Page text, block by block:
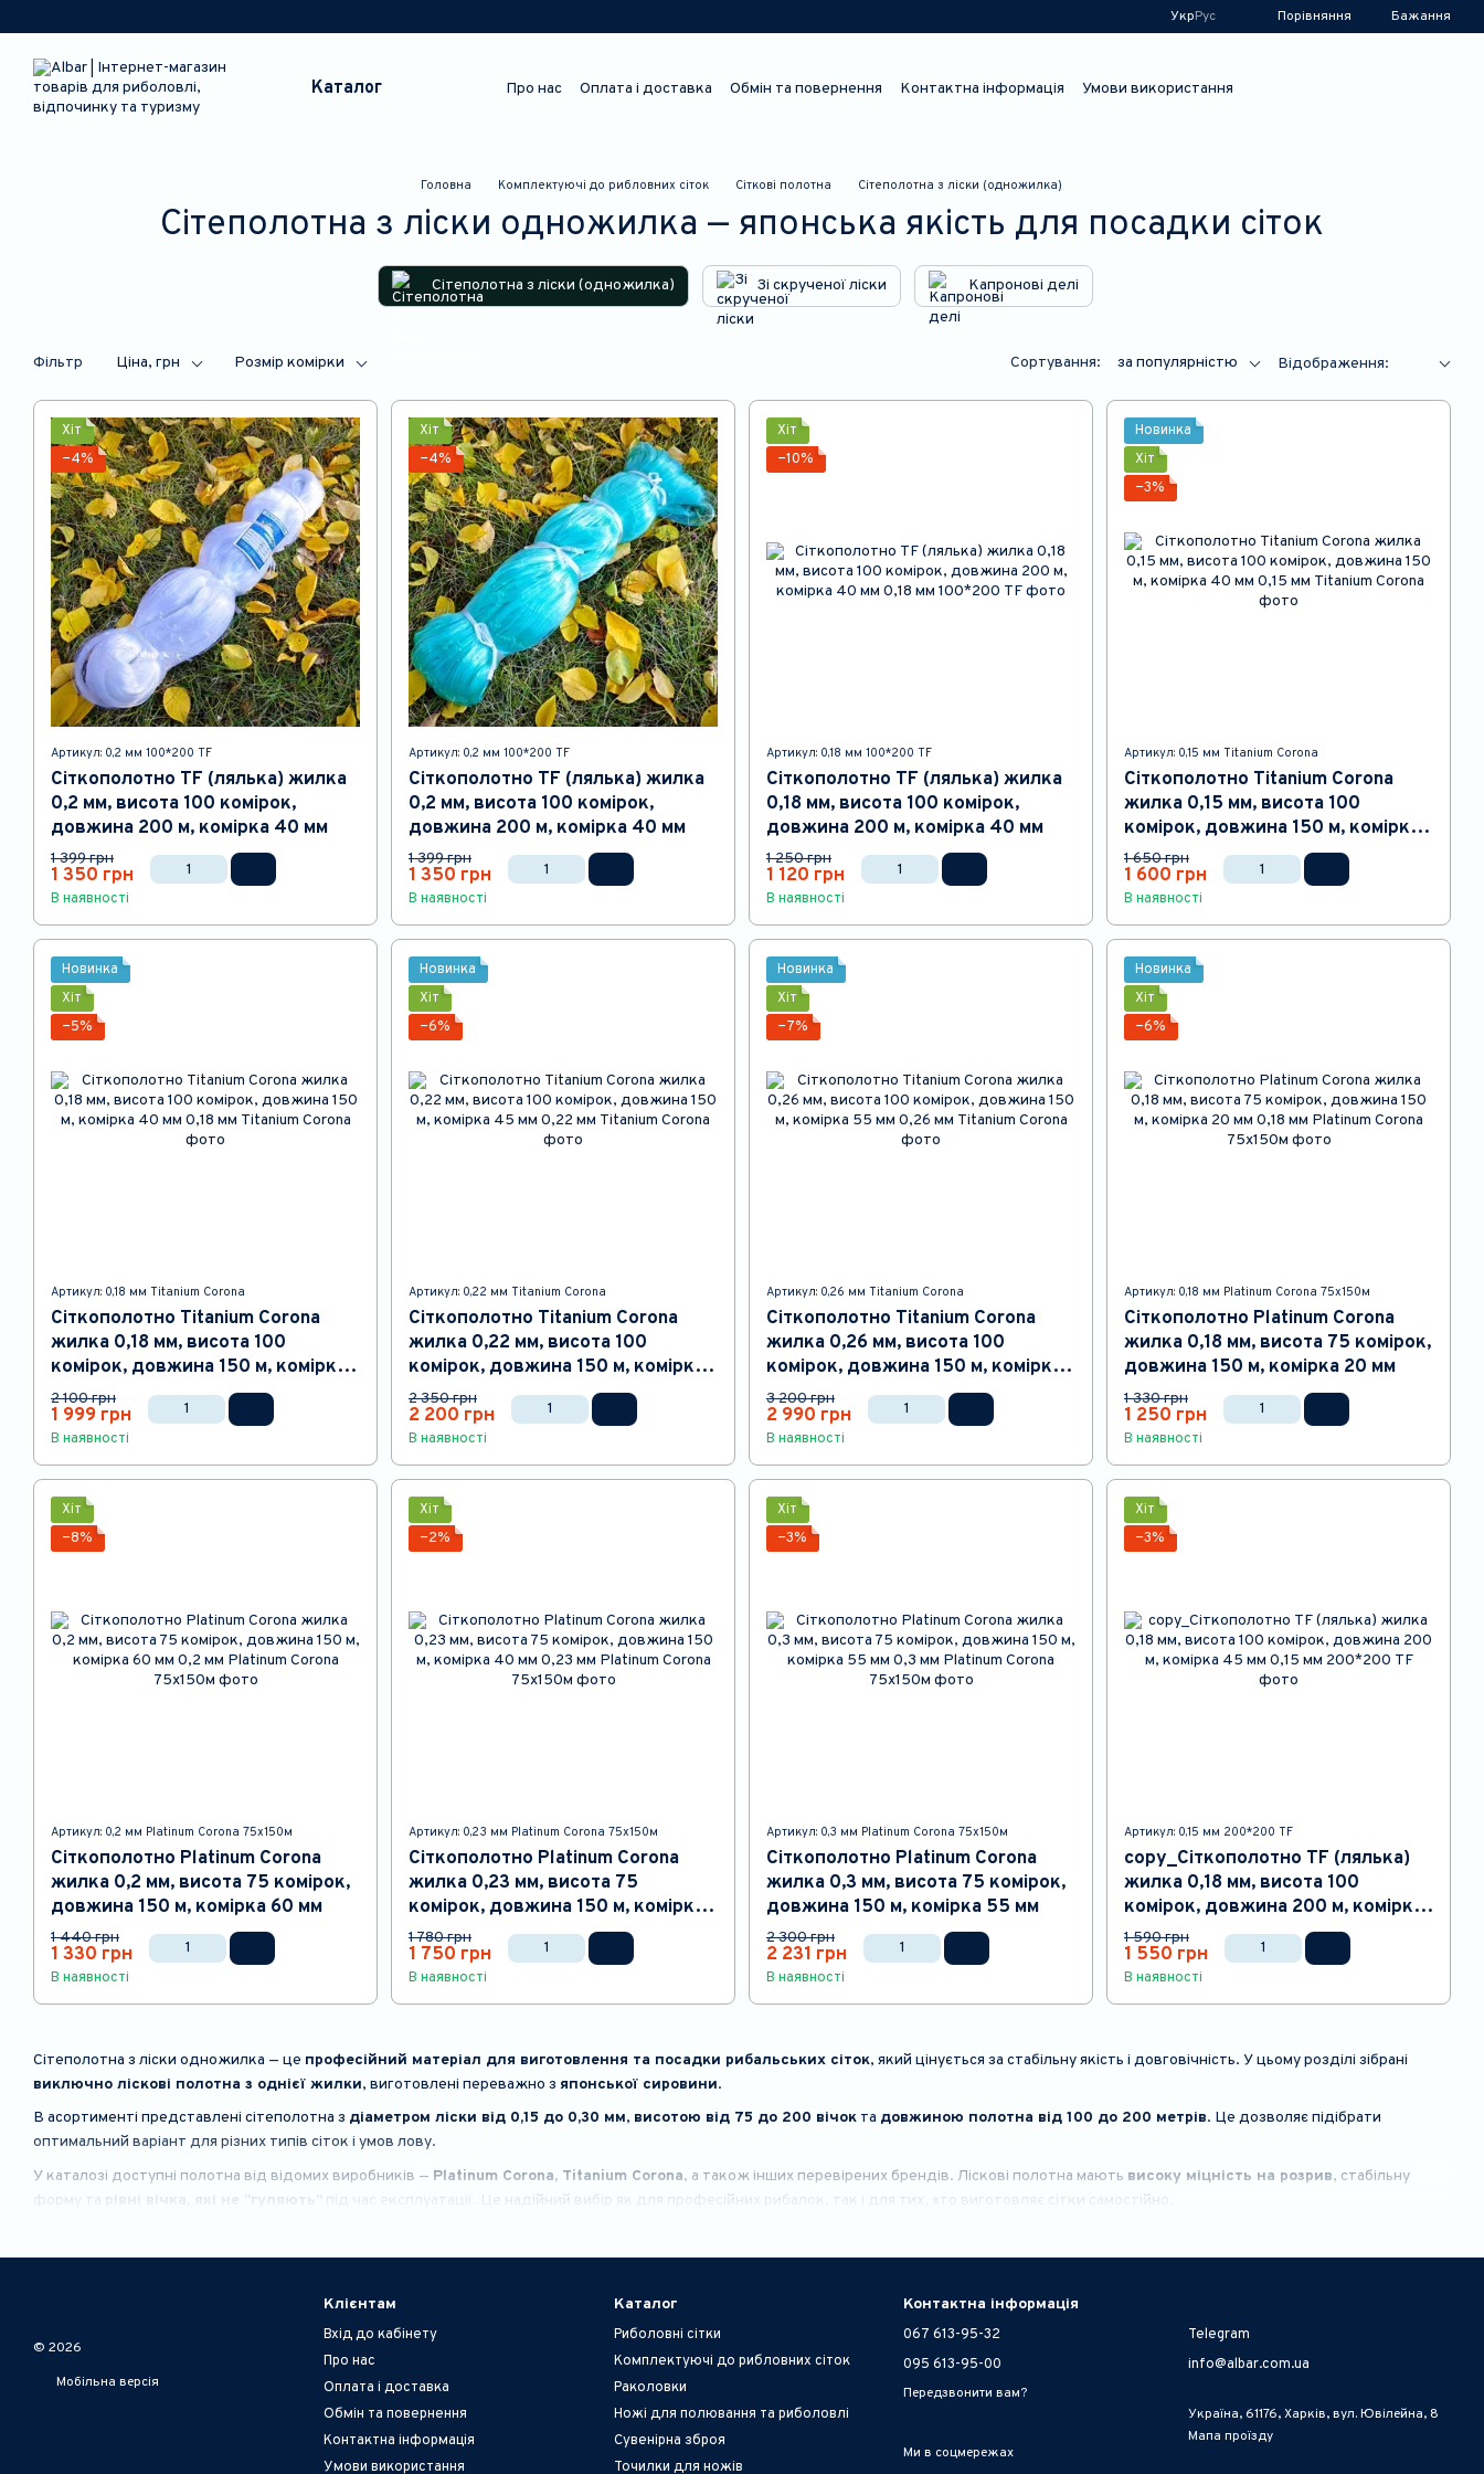
УкрРус Порівняння Бажання
Каталог Про нас Оплата і доставка Обмін та повернення Контактна інформація
Умови використання
Головна Комплектуючі до рибловних сіток Сіткові полотна Сітеполотна з ліски (одножилка)
Сітеполотна з ліски одножилка — японська якість для посадки сіток
Сітеполотна з ліски (одножилка) Зі скрученої ліски Капронові делі
Фільтр Ціна, грн Розмір комірки Сортування: за популярністю Відображення:
Хіт
−4%
Артикул: 0,2 мм 100*200 TF
Сіткополотно TF (лялька) жилка
0,2 мм, висота 100 комірок,
довжина 200 м, комірка 40 мм
1 399 грн
1 350 грн
В наявності
Хіт
−4%
Артикул: 0,2 мм 100*200 TF
Сіткополотно TF (лялька) жилка
0,2 мм, висота 100 комірок,
довжина 200 м, комірка 40 мм
1 399 грн
1 350 грн
В наявності
Хіт
−10%
Артикул: 0,18 мм 100*200 TF
Сіткополотно TF (лялька) жилка
0,18 мм, висота 100 комірок,
довжина 200 м, комірка 40 мм
1 250 грн
1 120 грн
В наявності
Новинка
Хіт
−3%
Артикул: 0,15 мм Titanium Corona
Сіткополотно Titanium Corona
жилка 0,15 мм, висота 100
комірок, довжина 150 м, комірка
40 мм
1 650 грн
1 600 грн
В наявності
Новинка
Хіт
−5%
Артикул: 0,18 мм Titanium Corona
Сіткополотно Titanium Corona
жилка 0,18 мм, висота 100
комірок, довжина 150 м, комірка
40 мм
2 100 грн
1 999 грн
В наявності
Новинка
Хіт
−6%
Артикул: 0,22 мм Titanium Corona
Сіткополотно Titanium Corona
жилка 0,22 мм, висота 100
комірок, довжина 150 м, комірка
45 мм
2 350 грн
2 200 грн
В наявності
Новинка
Хіт
−7%
Артикул: 0,26 мм Titanium Corona
Сіткополотно Titanium Corona
жилка 0,26 мм, висота 100
комірок, довжина 150 м, комірка
55 мм
3 200 грн
2 990 грн
В наявності
Новинка
Хіт
−6%
Артикул: 0,18 мм Platinum Corona 75x150м
Сіткополотно Platinum Corona
жилка 0,18 мм, висота 75 комірок,
довжина 150 м, комірка 20 мм
1 330 грн
1 250 грн
В наявності
Хіт
−8%
Артикул: 0,2 мм Platinum Corona 75x150м
Сіткополотно Platinum Corona
жилка 0,2 мм, висота 75 комірок,
довжина 150 м, комірка 60 мм
1 440 грн
1 330 грн
В наявності
Хіт
−2%
Артикул: 0,23 мм Platinum Corona 75x150м
Сіткополотно Platinum Corona
жилка 0,23 мм, висота 75
комірок, довжина 150 м, комірка
40 мм
1 780 грн
1 750 грн
В наявності
Хіт
−3%
Артикул: 0,3 мм Platinum Corona 75x150м
Сіткополотно Platinum Corona
жилка 0,3 мм, висота 75 комірок,
довжина 150 м, комірка 55 мм
2 300 грн
2 231 грн
В наявності
Хіт
−3%
Артикул: 0,15 мм 200*200 TF
copy_Сіткополотно TF (лялька)
жилка 0,18 мм, висота 100
комірок, довжина 200 м, комірка
45 мм
1 590 грн
1 550 грн
В наявності
Сітеполотна з ліски одножилка — це професійний матеріал для виготовлення та посадки рибальських сіток, який цінується за стабільну якість і довговічність. У цьому розділі зібрані
виключно ліскові полотна з однієї жилки, виготовлені переважно з японської сировини.
В асортименті представлені сітеполотна з діаметром ліски від 0,15 до 0,30 мм, висотою від 75 до 200 вічок та довжиною полотна від 100 до 200 метрів. Це дозволяє підібрати
оптимальний варіант для різних типів сіток і умов лову.
У каталозі доступні полотна від відомих виробників — Platinum Corona, Titanium Corona, а також інших перевірених брендів. Ліскові полотна мають високу міцність на розрив, стабільну
форму та рівні вічка, які не “гуляють” під час експлуатації. Це надійний вибір як для професійних рибалок, так і для тих, хто виготовляє сітки самостійно.
© 2026
Мобільна версія
Клієнтам
Вхід до кабінету
Про нас
Оплата і доставка
Обмін та повернення
Контактна інформація
Умови використання
Каталог
Риболовні сітки
Комплектуючі до рибловних сіток
Раколовки
Ножі для полювання та риболовлі
Сувенірна зброя
Точилки для ножів
Контактна інформація
067 613-95-32
095 613-95-00
Передзвонити вам?
Telegram
info@albar.com.ua
Україна, 61176, Харків, вул. Ювілейна, 8
Мапа проїзду
Ми в соцмережах